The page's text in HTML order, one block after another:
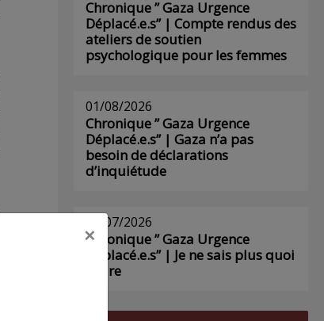
Chronique ” Gaza Urgence
Déplacé.e.s” | Compte rendus des
ateliers de soutien
psychologique pour les femmes
01/08/2026
Chronique ” Gaza Urgence
Déplacé.e.s” | Gaza n’a pas
besoin de déclarations
d’inquiétude
29/07/2026
Chronique ” Gaza Urgence
Déplacé.e.s” | Je ne sais plus quoi
écrire
×